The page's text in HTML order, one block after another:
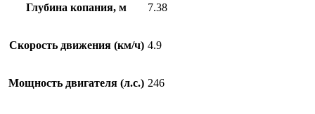
Глубина копания, м 7.38
Скорость движения (км/ч) 4.9
Мощность двигателя (л.с.) 246